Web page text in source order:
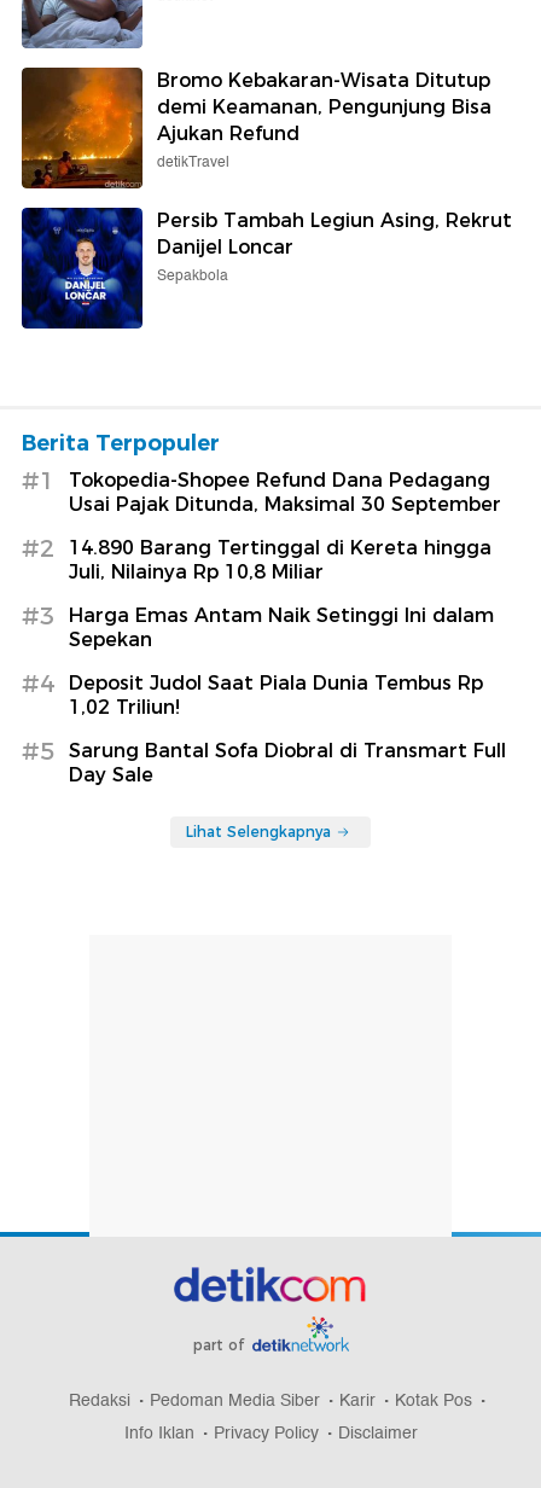
Bromo Kebakaran-Wisata Ditutup
demi Keamanan, Pengunjung Bisa
Ajukan Refund
detikTravel
Persib Tambah Legiun Asing, Rekrut
Danijel Loncar
Sepakbola
Berita Terpopuler
#1
Tokopedia-Shopee Refund Dana Pedagang
Usai Pajak Ditunda, Maksimal 30 September
#2
14.890 Barang Tertinggal di Kereta hingga
Juli, Nilainya Rp 10,8 Miliar
#3
Harga Emas Antam Naik Setinggi Ini dalam
Sepekan
#4
Deposit Judol Saat Piala Dunia Tembus Rp
1,02 Triliun!
#5
Sarung Bantal Sofa Diobral di Transmart Full
Day Sale
Lihat Selengkapnya
part of
Redaksi Pedoman Media Siber Karir
Kotak Pos
Info Iklan
Privacy Policy Disclaimer